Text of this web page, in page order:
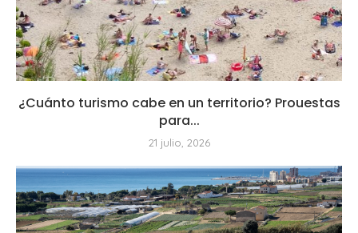
¿Cuánto turismo cabe en un territorio? Prouestas
para...
21 julio, 2026